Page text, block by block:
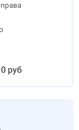
руб